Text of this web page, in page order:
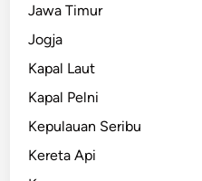
Jawa Timur
Jogja
Kapal Laut
Kapal Pelni
Kepulauan Seribu
Kereta Api